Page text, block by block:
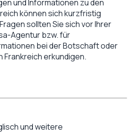
und Informationen zu den
können sich kurzfristig
sollten Sie sich vor Ihrer
Agentur bzw. für
bei der Botschaft oder
Frankreicherkundigen.
und weitere